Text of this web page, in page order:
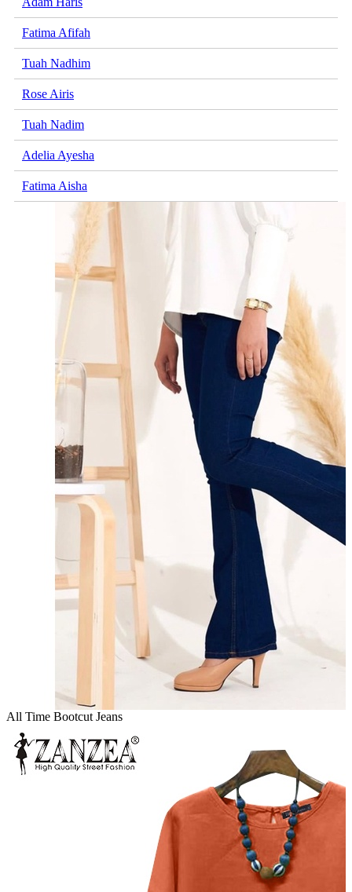
Fatima Afifah
Tuah Nadhim
Rose Airis
Tuah Nadim
Adelia Ayesha
Fatima Aisha
All Time Bootcut Jeans